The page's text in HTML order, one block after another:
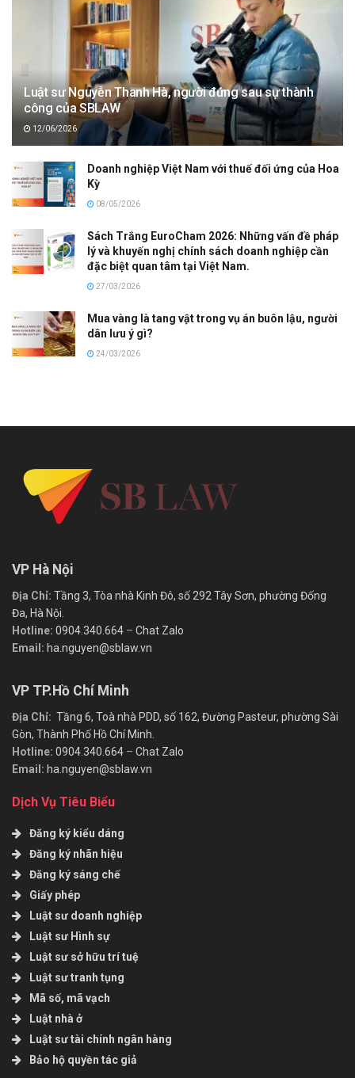
Luật sư Nguyễn Thanh Hà, người đứng sau sự thành
công của SBLAW
12/06/2026
Doanh nghiệp Việt Nam với thuế đối ứng của Hoa
Kỳ
08/05/2026
Sách Trắng EuroCham 2026: Những vấn đề pháp
lý và khuyến nghị chính sách doanh nghiệp cần
đặc biệt quan tâm tại Việt Nam.
27/03/2026
Mua vàng là tang vật trong vụ án buôn lậu, người
dân lưu ý gì?
24/03/2026
VP Hà Nội
Địa Chỉ: Tầng 3, Tòa nhà Kinh Đô, số 292 Tây Sơn, phường Đống
Đa, Hà Nội.
Hotline: 0904.340.664 – Chat Zalo
Email: ha.nguyen@sblaw.vn
VP TP.Hồ Chí Minh
Địa Chỉ: Tầng 6, Toà nhà PDD, số 162, Đường Pasteur, phường Sài
Gòn, Thành Phố Hồ Chí Minh.
Hotline: 0904.340.664 – Chat Zalo
Email: ha.nguyen@sblaw.vn
Dịch Vụ Tiêu Biểu
Đăng ký kiểu dáng
Đăng ký nhãn hiệu
Đăng ký sáng chế
Giấy phép
Luật sư doanh nghiệp
Luật sư Hình sự
Luật sư sở hữu trí tuệ
Luật sư tranh tụng
Mã số, mã vạch
Luật nhà ở
Luật sư tài chính ngân hàng
Bảo hộ quyền tác giả